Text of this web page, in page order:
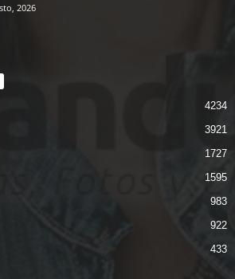
2026
4234
3921
1727
1595
983
922
433